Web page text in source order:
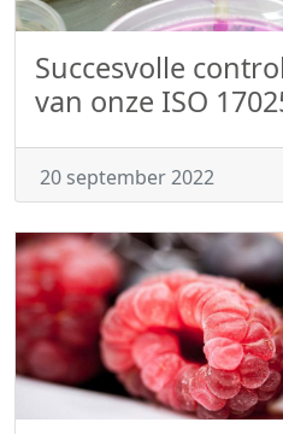
Succesvolle
van onze ISO
20 september 2022